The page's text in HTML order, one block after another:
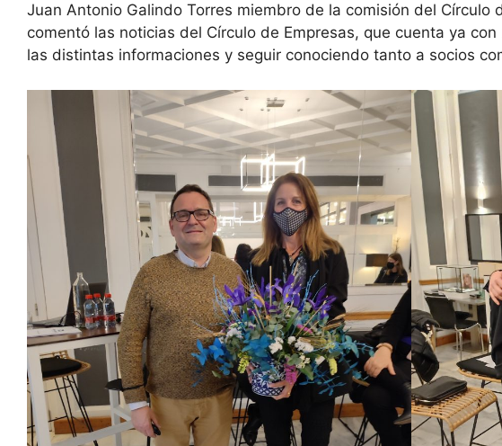
Juan Antonio Galindo Torres miembro de la comisión del Círculo
comentó las noticias del Círculo de Empresas, que cuenta ya
las distintas informaciones y seguir conociendo tanto a socios